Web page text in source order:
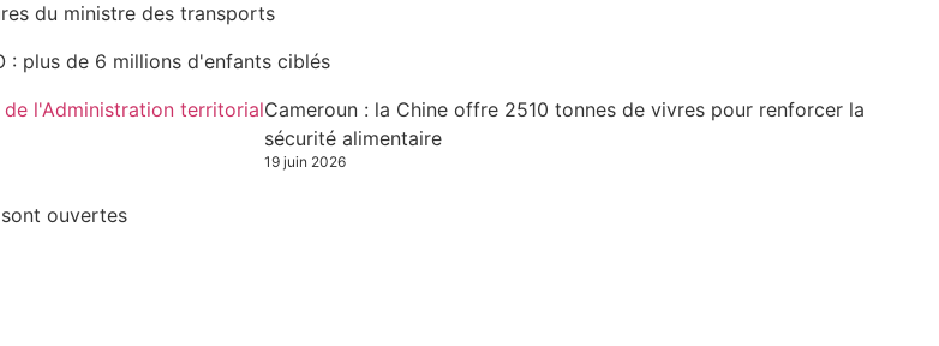
du ministre des transports
: plus de 6 millions d'enfants ciblés
Cameroun : la Chine offre 2510 tonnes de vivres pour renforcer la
sécurité alimentaire
19 juin 2026
ouvertes